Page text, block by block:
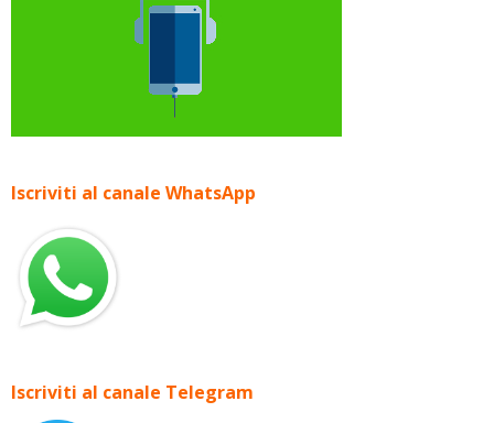
Iscriviti al canale WhatsApp
Iscriviti al canale Telegram